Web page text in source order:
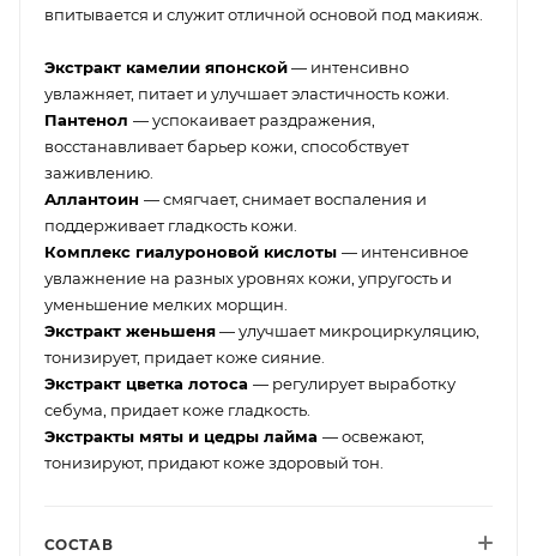
впитывается и служит отличной основой под макияж.
Экстракт камелии японской— интенсивно
увлажняет, питает и улучшает эластичность кожи.
Пантенол — успокаивает раздражения,
восстанавливает барьер кожи, способствует
заживлению.
Аллантоин — смягчает, снимает воспаления и
поддерживает гладкость кожи.
Комплекс гиалуроновой кислоты — интенсивное
увлажнение на разных уровнях кожи, упругость и
уменьшение мелких морщин.
Экстракт женьшеня— улучшает микроциркуляцию,
тонизирует, придает коже сияние.
Экстракт цветка лотоса — регулирует выработку
себума, придает коже гладкость.
Экстракты мяты и цедры лайма — освежают,
тонизируют, придают коже здоровый тон.
СОСТАВ